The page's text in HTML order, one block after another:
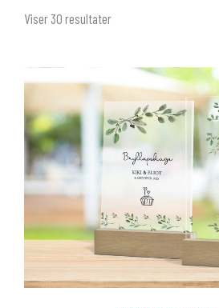
Viser 30 resultaterefter